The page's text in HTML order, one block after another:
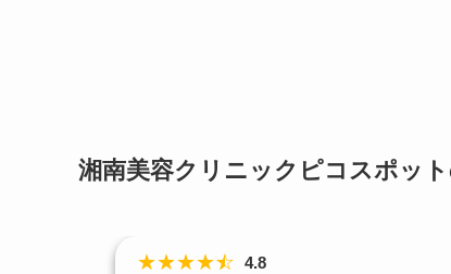
湘南美容クリニックピコスポッ
★★★★☆
★ 4.8